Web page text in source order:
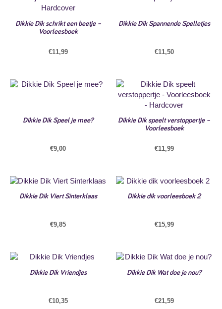
Dikkie Dik schrikt een beetje –
Voorleesboek
€11,99
Dikkie Dik Spannende Spelletjes
€11,50
Dikkie Dik Speel je mee?
€9,00
Dikkie Dik speelt verstoppertje –
Voorleesboek
€11,99
Dikkie Dik Viert Sinterklaas
€9,85
Dikkie dik voorleesboek 2
€15,99
Dikkie Dik Vriendjes
€10,35
Dikkie Dik Wat doe je nou?
€21,59